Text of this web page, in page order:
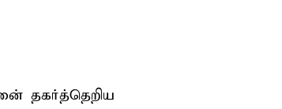
தகர்த்தெறிய